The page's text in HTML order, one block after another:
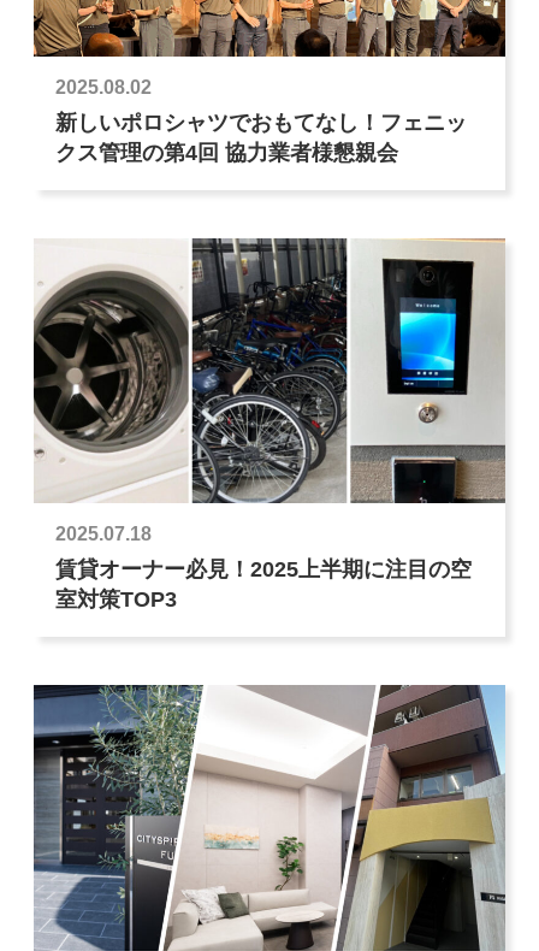
2025.08.02
新しいポロシャツでおもてなし！フェニッ
クス管理の第4回 協力業者様懇親会
2025.07.18
賃貸オーナー必見！2025上半期に注目の空
室対策TOP3